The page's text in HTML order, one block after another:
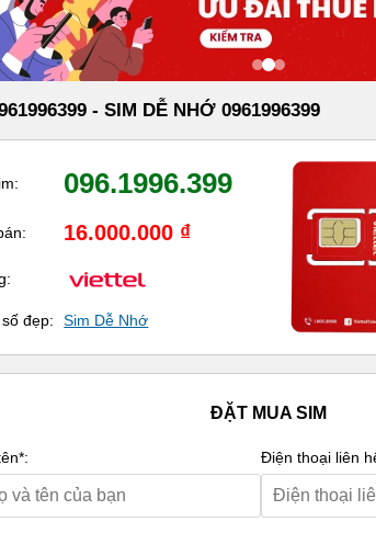
- SIM DỄ NHỚ 0961996399
096.1996.399
16.000.000 ₫
đẹp: Sim Dễ Nhớ
ĐẶT MUA SIM
Điện thoại liên